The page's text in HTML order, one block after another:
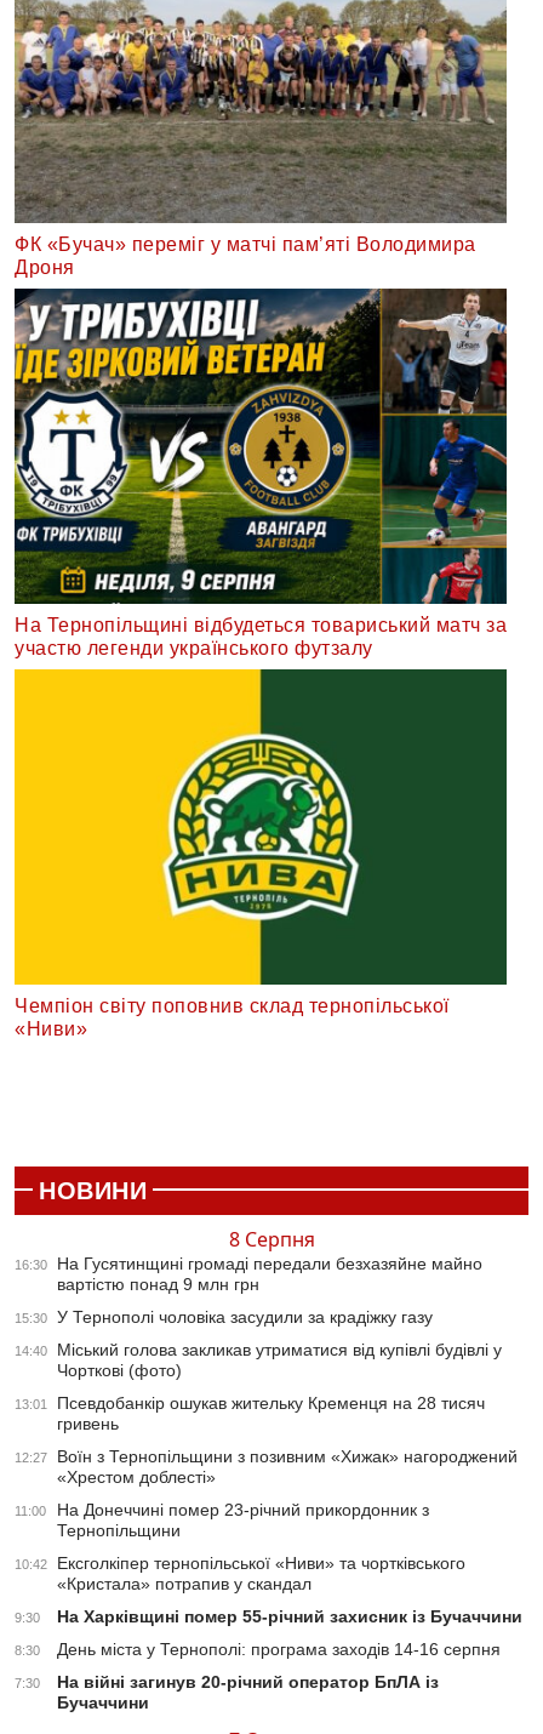
ФК «Бучач» переміг у матчі пам’яті Володимира
Дроня
На Тернопільщині відбудеться товариський матч за
участю легенди українського футзалу
Чемпіон світу поповнив склад тернопільської
«Ниви»
НОВИНИ
8 Серпня
16:30
На Гусятинщині громаді передали безхазяйне майно
вартістю понад 9 млн грн
15:30 У Тернополі чоловіка засудили за крадіжку газу
14:40
Міський голова закликав утриматися від купівлі будівлі у
Чорткові (фото)
13:01
Псевдобанкір ошукав жительку Кременця на 28 тисяч
гривень
12:27
Воїн з Тернопільщини з позивним «Хижак» нагороджений
«Хрестом доблесті»
11:00
На Донеччині помер 23-річний прикордонник з
Тернопільщини
10:42
Ексголкіпер тернопільської «Ниви» та чортківського
«Кристала» потрапив у скандал
9:30 На Харківщині помер 55-річний захисник із Бучаччини
8:30 День міста у Тернополі: програма заходів 14-16 серпня
7:30
На війні загинув 20-річний оператор БпЛА із
Бучаччини